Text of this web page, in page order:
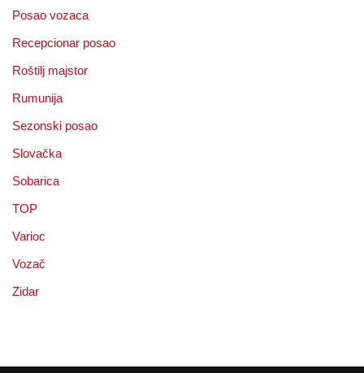
Posao vozaca
Recepcionar posao
Roštilj majstor
Rumunija
Sezonski posao
Slovačka
Sobarica
TOP
Varioc
Vozač
Zidar